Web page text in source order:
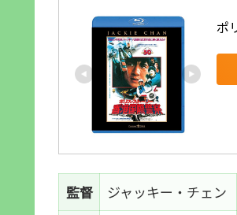
ポ
監督
ジャッキー・チェン